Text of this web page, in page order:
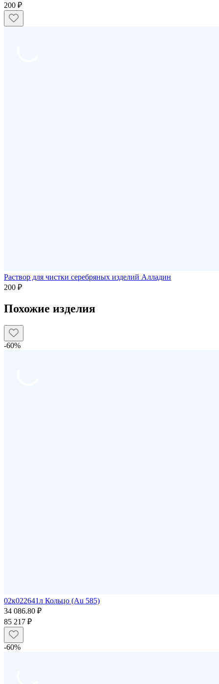
200 ₽
Раствор для чистки серебряных изделий Алладин
200 ₽
Похожие изделия
-60%
02к022641л Кольцо (Au 585)
34 086.80 ₽
85 217 ₽
-60%